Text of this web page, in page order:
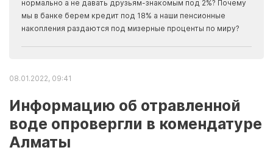
нормально а не давать друзьям-знакомым под 2%? Почему
мы в банке берем кредит под 18% а наши пенсионные
накопления раздаются под мизерные проценты по миру?
08.01.2022, 09:41
Информацию об отравленной
воде опровергли в комендатуре
Алматы